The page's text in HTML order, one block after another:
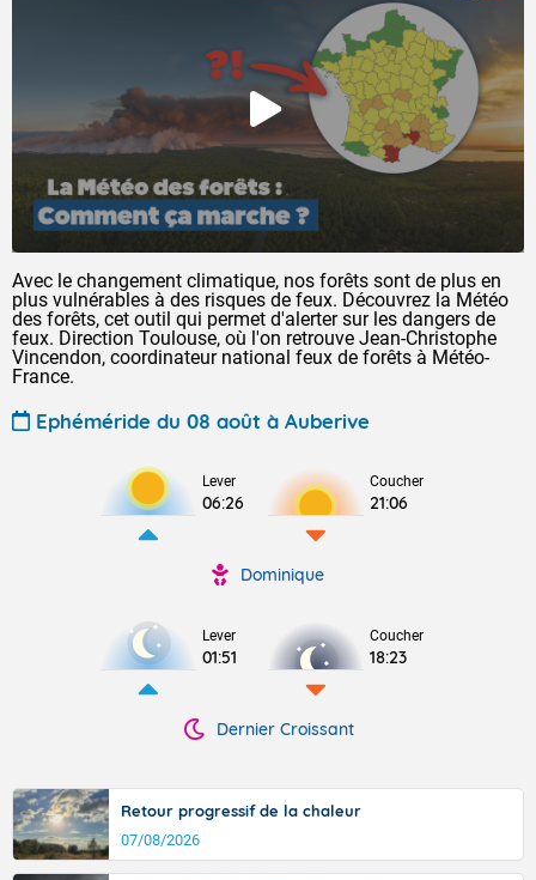
Avec le changement climatique, nos forêts sont de plus en
plus vulnérables à des risques de feux. Découvrez la Météo
des forêts, cet outil qui permet d'alerter sur les dangers de
feux. Direction Toulouse, où l'on retrouve Jean-Christophe
Vincendon, coordinateur national feux de forêts à Météo-
France.
Ephéméride du 08 août à Auberive
Lever
06:26
Coucher
21:06
Dominique
Lever
01:51
Coucher
18:23
Dernier Croissant
Retour progressif de la chaleur
07/08/2026